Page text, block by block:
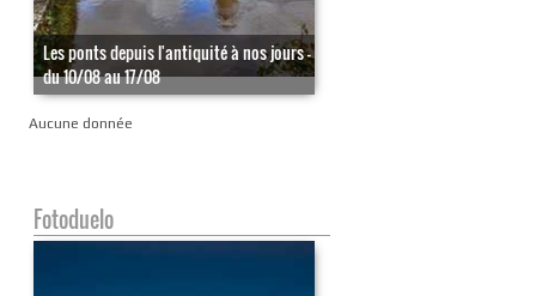
Les ponts depuis l'antiquité à nos jours -
du 10/08 au 17/08
Aucune donnée
Fotoduelo